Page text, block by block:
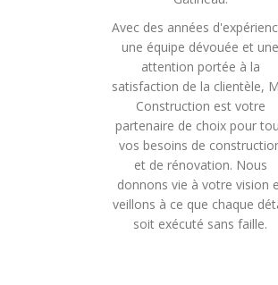
Avec des années
une équipe dévouée et une
attention portée à la
satisfaction de la clientèle,
Construction est votre
partenaire de choix pour
vos besoins de
et de rénovation. Nous
donnons vie à votre vision
veillons à ce que chaque
soit exécuté sans faille.